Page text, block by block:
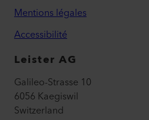
Mentions légales
Accessibilité
Leister AG
Galileo-Strasse 10
6056 Kaegiswil
Switzerland